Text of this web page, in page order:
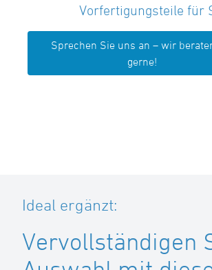
Vorfertigungsteile für
Sprechen Sie uns an – wir
gerne!
Ideal ergänzt:
Vervollständigen